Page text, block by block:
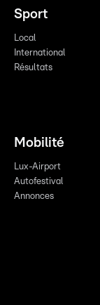
Sport
Local
International
Résultats
Mobilité
Lux-Airport
Autofestival
Annonces